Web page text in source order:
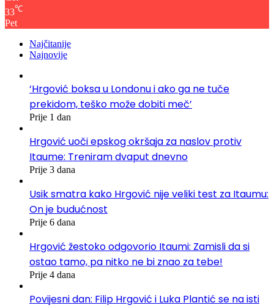
33℃
Pet
Najčitanije
Najnovije
‘Hrgović boksa u Londonu i ako ga ne tuče
prekidom, teško može dobiti meč’
Prije 1 dan
Hrgović uoči epskog okršaja za naslov protiv
Itaume: Treniram dvaput dnevno
Prije 3 dana
Usik smatra kako Hrgović nije veliki test za Itaumu:
On je budućnost
Prije 6 dana
Hrgović žestoko odgovorio Itaumi: Zamisli da si
ostao tamo, pa nitko ne bi znao za tebe!
Prije 4 dana
Povijesni dan: Filip Hrgović i Luka Plantić se na isti